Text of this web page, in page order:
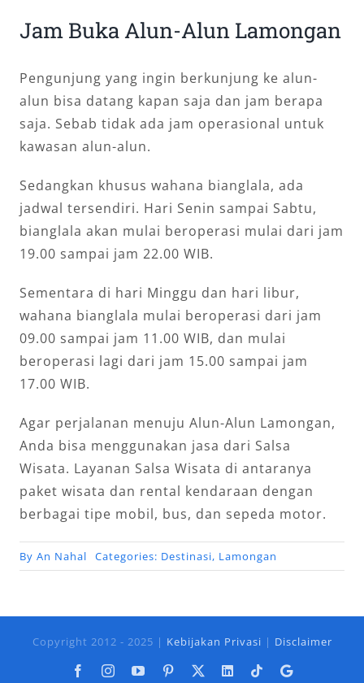
Jam Buka Alun-Alun Lamongan
Pengunjung yang ingin berkunjung ke alun-
alun bisa datang kapan saja dan jam berapa
saja. Sebab tidak ada jam operasional untuk
kawasan alun-alun.
Sedangkan khusus wahana bianglala, ada
jadwal tersendiri. Hari Senin sampai Sabtu,
bianglala akan mulai beroperasi mulai dari jam
19.00 sampai jam 22.00 WIB.
Sementara di hari Minggu dan hari libur,
wahana bianglala mulai beroperasi dari jam
09.00 sampai jam 11.00 WIB, dan mulai
beroperasi lagi dari jam 15.00 sampai jam
17.00 WIB.
Agar perjalanan menuju Alun-Alun Lamongan,
Anda bisa menggunakan jasa dari Salsa
Wisata. Layanan Salsa Wisata di antaranya
paket wisata dan rental kendaraan dengan
berbagai tipe mobil, bus, dan sepeda motor.
By An Nahal Categories: Destinasi, Lamongan
Copyright 2012 - 2025 | Kebijakan Privasi | Disclaimer
FacebookInstagramYouTubePinterest LinkedIn
TiktokGoogle